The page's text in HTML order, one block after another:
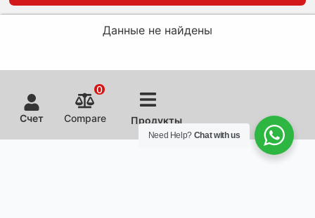
Данные не найдены
Счет Compare
0
Продукты
Need Help? Chat with us